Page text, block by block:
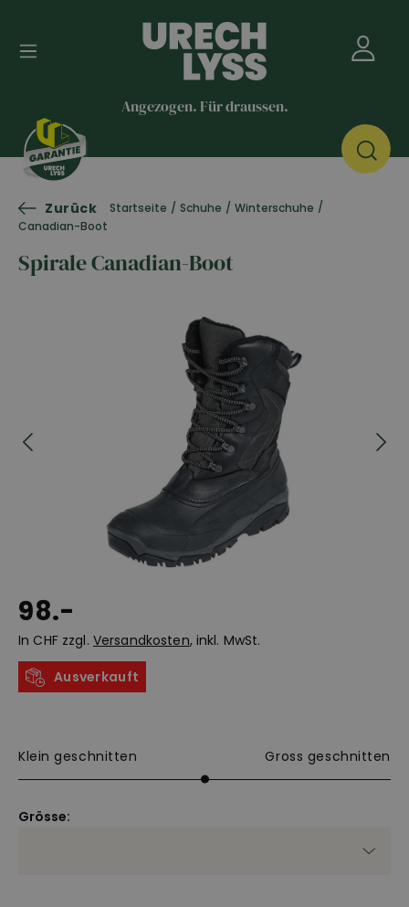
Angezogen. Für draussen.
Zurück Startseite / Schuhe / Winterschuhe /
Canadian-Boot
Spirale Canadian-Boot
98.-
In CHF zzgl. Versandkosten, inkl. MwSt.
Ausverkauft
Klein geschnitten Gross geschnitten
Grösse: